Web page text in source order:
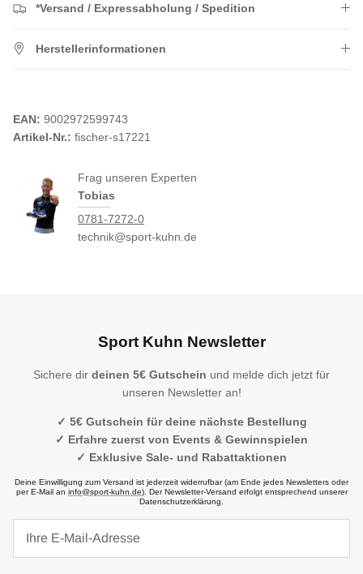
*Versand / Expressabholung / Spedition
Herstellerinformationen
EAN: 9002972599743
Artikel-Nr.: fischer-s17221
Frag unseren Experten
Tobias
0781-7272-0
technik@sport-kuhn.de
Sport Kuhn Newsletter
Sichere dir deinen 5€ Gutschein und melde dich jetzt für
unseren Newsletter an!
✓ 5€ Gutschein für deine nächste Bestellung
✓ Erfahre zuerst von Events & Gewinnspielen
✓ Exklusive Sale- und Rabattaktionen
Deine Einwilligung zum Versand ist jederzeit widerrufbar (am Ende jedes Newsletters oder
per E-Mail an info@sport-kuhn.de). Der Newsletter-Versand erfolgt entsprechend unserer
Datenschutzerklärung.